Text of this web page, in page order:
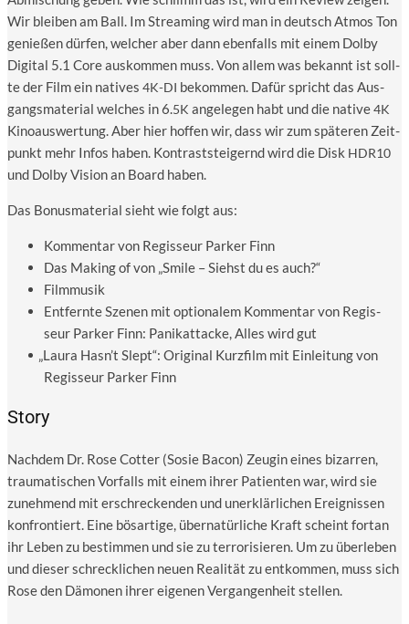
Wir blei­ben am Ball. Im Strea­ming wird man in deutsch Atmos Ton
genie­ßen dür­fen, wel­cher aber dann eben­falls mit einem Dol­by
Digi­tal 5.1 Core aus­kom­men muss. Von allem was bekannt ist soll­
te der Film ein nati­ves 4K-DI bekom­men. Dafür spricht das Aus­
gangs­ma­te­ri­al wel­ches in 6.5K ange­le­gen habt und die nati­ve4K
Kino­aus­wer­tung. Aber hier hof­fen wir, dass wir zum spä­te­ren Zeit­
punkt mehr Infos haben. Kon­trast­stei­gernd wird die Disk HDR10
und Dol­by Visi­on an Board haben.
Das Bonus­ma­te­ri­al sieht wie folgt aus:
Kom­men­tar von Regis­seur Par­ker Finn
Das Making of von „Smi­le – Siehst du es auch?“
Film­mu­sik
Ent­fern­te Sze­nen mit optio­na­lem Kom­men­tar von Regis­
seur Par­ker Finn: Panik­at­ta­cke, Alles wird gut
„Lau­ra Hasn’t Slept“: Ori­gi­nal Kurz­film mit Ein­lei­tung von
Regis­seur Par­ker Finn
Story
Nach­dem Dr. Rose Cot­ter (Sosie Bacon) Zeu­gin eines bizar­ren,
trau­ma­ti­schen Vor­falls mit einem ihrer Pati­en­ten war, wird sie
zuneh­mend mit erschre­cken­den und uner­klär­li­chen Ereig­nis­sen
kon­fron­tiert. Eine bös­ar­ti­ge, über­na­tür­li­che Kraft scheint fort­an
ihr Leben zu bestim­men und sie zu ter­ro­ri­sie­ren. Um zu über­le­ben
und die­ser schreck­li­chen neu­en Rea­li­tät zu ent­kom­men, muss sich
Rose den Dämo­nen ihrer eige­nen Ver­gan­gen­heit stellen.